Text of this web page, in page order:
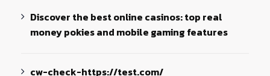
Discover the best online casinos: top real
money pokies and mobile gaming features
cw-check-https://test.com/